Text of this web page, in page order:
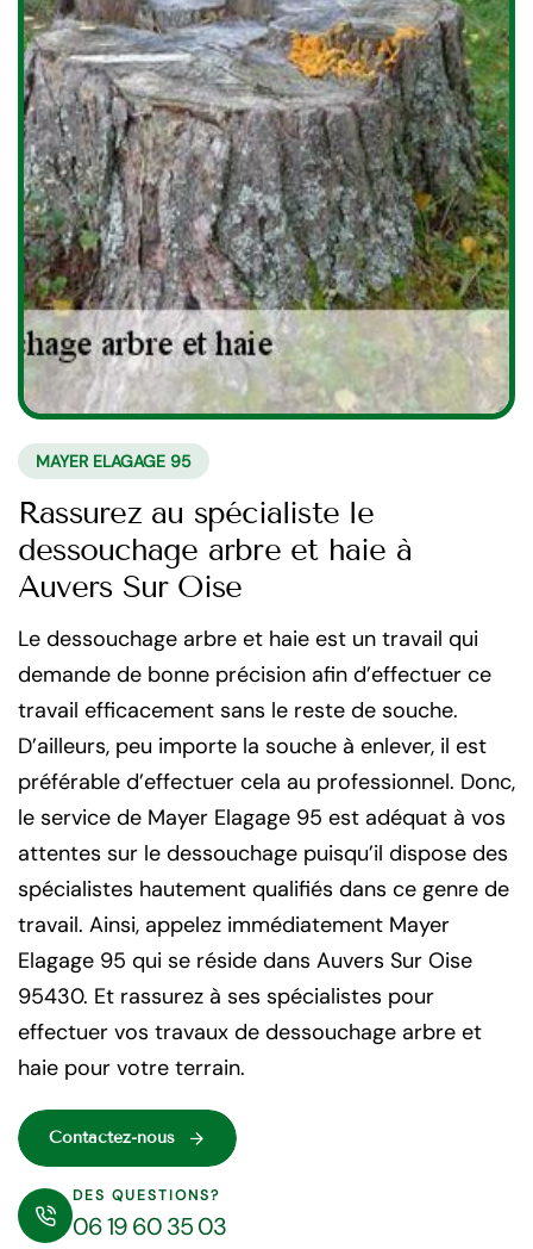
MAYER ELAGAGE 95
Rassurez au spécialiste le
dessouchage arbre et haie à
Auvers Sur Oise
Le dessouchage arbre et haie est un travail qui
demande de bonne précision afin d’effectuer ce
travail efficacement sans le reste de souche.
D’ailleurs, peu importe la souche à enlever, il est
préférable d’effectuer cela au professionnel. Donc,
le service de Mayer Elagage 95 est adéquat à vos
attentes sur le dessouchage puisqu’il dispose des
spécialistes hautement qualifiés dans ce genre de
travail. Ainsi, appelez immédiatement Mayer
Elagage 95 qui se réside dans Auvers Sur Oise
95430. Et rassurez à ses spécialistes pour
effectuer vos travaux de dessouchage arbre et
haie pour votre terrain.
Contactez-nous
DES QUESTIONS?
06 19 60 35 03